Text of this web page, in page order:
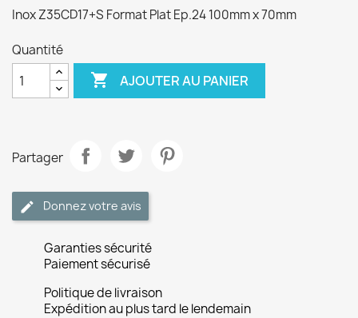
Inox Z35CD17+S Format Plat Ep.24 100mm x 70mm
Quantité
 AJOUTER AU PANIER
Partager
Donnez votre avis
Garanties sécurité
Paiement sécurisé
Politique de livraison
Expédition au plus tard le lendemain